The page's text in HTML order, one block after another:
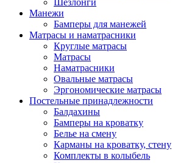
Шезлонги
Манежи
Бамперы для манежей
Матрасы и наматрасники
Круглые матрасы
Матрасы
Наматрасники
Овальные матрасы
Эргономические матрасы
Постельные принадлежности
Балдахины
Бамперы на кроватку
Белье на смену
Карманы на кроватку, стену
Комплекты в колыбель